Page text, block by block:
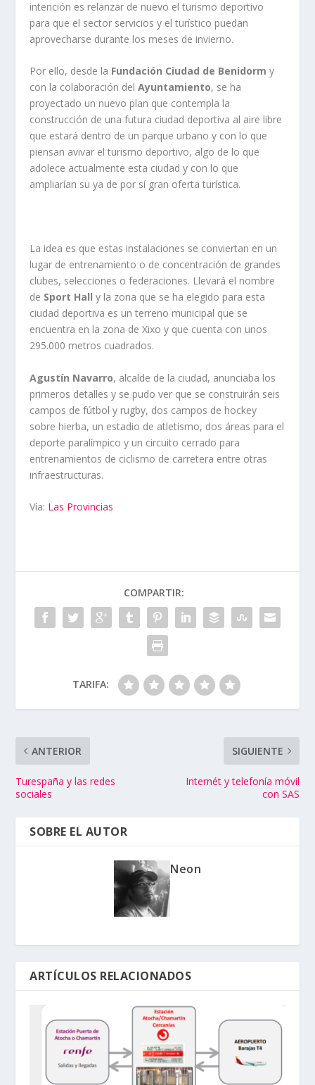
intención es relanzar de nuevo el turismo deportivo
para que el sector servicios y el turístico puedan
aprovecharse durante los meses de invierno.
Por ello, desde la Fundación Ciudad de Benidorm y
con la colaboración delAyuntamiento, se ha
proyectado un nuevo plan que contempla la
construcción de una futura ciudad deportiva al aire libre
que estará dentro de un parque urbano y con lo que
piensan avivar el turismo deportivo, algo de lo que
adolece actualmente esta ciudad y con lo que
ampliarían su ya de por sí gran oferta turística.
La idea es que estas instalaciones se conviertan en un
lugar de entrenamiento o de concentración de grandes
clubes, selecciones o federaciones. Llevará el nombre
de Sport Hally la zona que se ha elegido para esta
ciudad deportiva es un terreno municipal que se
encuentra en la zona de Xixo y que cuenta con unos
295.000 metros cuadrados.
Agustín Navarro, alcalde de la ciudad, anunciaba los
primeros detalles y se pudo ver que se construirán seis
campos de fútbol y rugby, dos campos de hockey
sobre hierba, un estadio de atletismo, dos áreas para el
deporte paralímpico y un circuito cerrado para
entrenamientos de ciclismo de carretera entre otras
infraestructuras.
Vía: Las Provincias
COMPARTIR:
TARIFA:
ANTERIOR
Turespaña y las redes
sociales
SIGUIENTE
Internét y telefonía móvil
con SAS
SOBRE EL AUTOR
Neon
ARTÍCULOS RELACIONADOS